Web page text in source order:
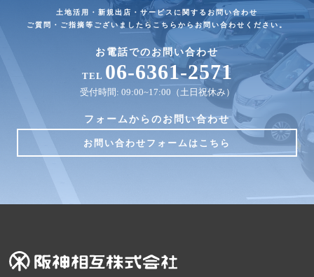
土地活用・新規出店・サービスに関するお問い合わせ
ご質問・ご指摘等ございましたらこちらからお問い合わせください。
お電話でのお問い合わせ
TEL 06-6361-2571
受付時間: 09:00~17:00（土日祝休み）
フォームからのお問い合わせ
お問い合わせフォームはこちら